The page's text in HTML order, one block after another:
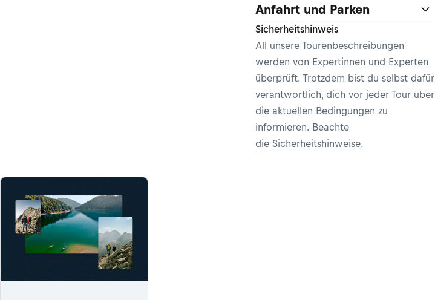
Anfahrt und Parken
Sicherheitshinweis
All unsere Tourenbeschreibungen
werden von Expertinnen und Experten
überprüft. Trotzdem bist du selbst dafür
verantwortlich, dich vor jeder Tour über
die aktuellen Bedingungen zu
informieren. Beachte
die Sicherheitshinweise.